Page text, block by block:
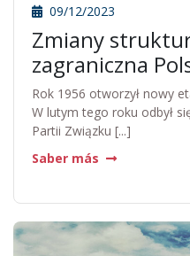
09/12/2023
Zmiany
zagraniczna
Rok 1956 otworzył nowy
W lutym tego roku odbył
Partii Związku [...]
Saber más